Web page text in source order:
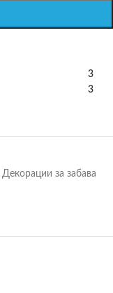
3
3
Декорации за забава